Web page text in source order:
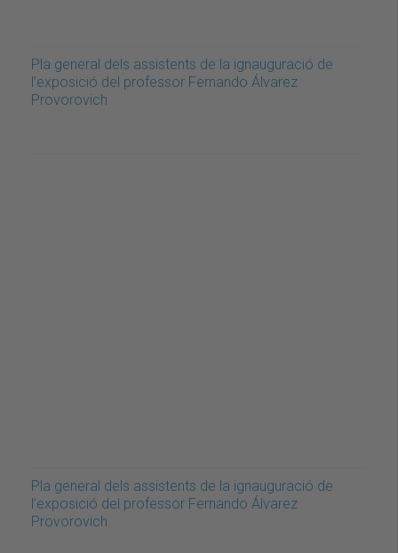
Pla general dels assistents de la ignauguració de
l’exposició del professor Fernando Álvarez
Provorovich
Pla general dels assistents de la ignauguració de
l’exposició del professor Fernando Álvarez
Provorovich